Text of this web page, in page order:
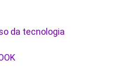
da tecnologia